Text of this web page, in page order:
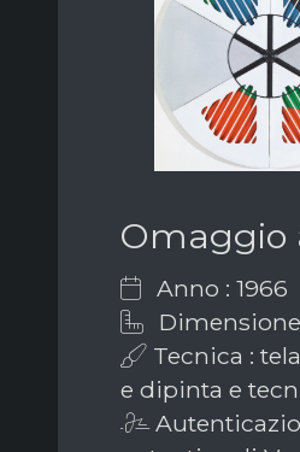
Omaggio
Anno : 1966
Tecnica :
e dipinta e